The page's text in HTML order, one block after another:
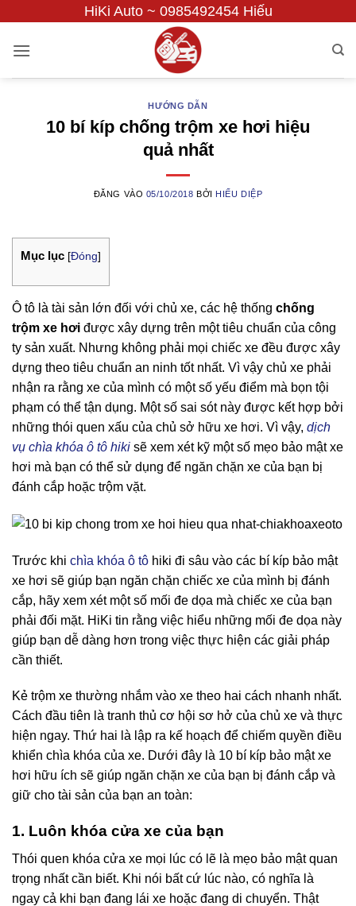
nội
HiKi Auto ~ 0985492454 Hiếu
HƯỚNG DẪN
10 bí kíp chống trộm xe hơi hiệu
quả nhất
ĐĂNG VÀO 05/10/2018 BỞI HIẾU DIỆP
Mục lục [Đóng]
Ô tô là tài sản lớn đối với chủ xe, các hệ thống chống
trộm xe hơi được xây dựng trên một tiêu chuẩn của công
ty sản xuất. Nhưng không phải mọi chiếc xe đều được xây
dựng theo tiêu chuẩn an ninh tốt nhất. Vì vậy chủ xe phải
nhận ra rằng xe của mình có một số yếu điểm mà bọn tội
phạm có thể tận dụng. Một số sai sót này được kết hợp bởi
những thói quen xấu của chủ sở hữu xe hơi. Vì vậy, dịch
vụ chìa khóa ô tô hiki sẽ xem xét kỹ một số mẹo bảo mật xe
hơi mà bạn có thể sử dụng để ngăn chặn xe của bạn bị
đánh cắp hoặc trộm vặt.
Trước khi chìa khóa ô tô hiki đi sâu vào các bí kíp bảo mật
xe hơi sẽ giúp bạn ngăn chặn chiếc xe của mình bị đánh
cắp, hãy xem xét một số mối đe dọa mà chiếc xe của bạn
phải đối mặt. HiKi tin rằng việc hiểu những mối đe dọa này
giúp bạn dễ dàng hơn trong việc thực hiện các giải pháp
cần thiết.
Kẻ trộm xe thường nhắm vào xe theo hai cách nhanh nhất.
Cách đầu tiên là tranh thủ cơ hội sơ hở của chủ xe và thực
hiện ngay. Thứ hai là lập ra kế hoạch để chiếm quyền điều
khiển chìa khóa của xe. Dưới đây là 10 bí kíp bảo mật xe
hơi hữu ích sẽ giúp ngăn chặn xe của bạn bị đánh cắp và
giữ cho tài sản của bạn an toàn:
1. Luôn khóa cửa xe của bạn
Thói quen khóa cửa xe mọi lúc có lẽ là mẹo bảo mật quan
trọng nhất cần biết. Khi nói bất cứ lúc nào, có nghĩa là
ngay cả khi bạn đang lái xe hoặc đang di chuyển. Thật